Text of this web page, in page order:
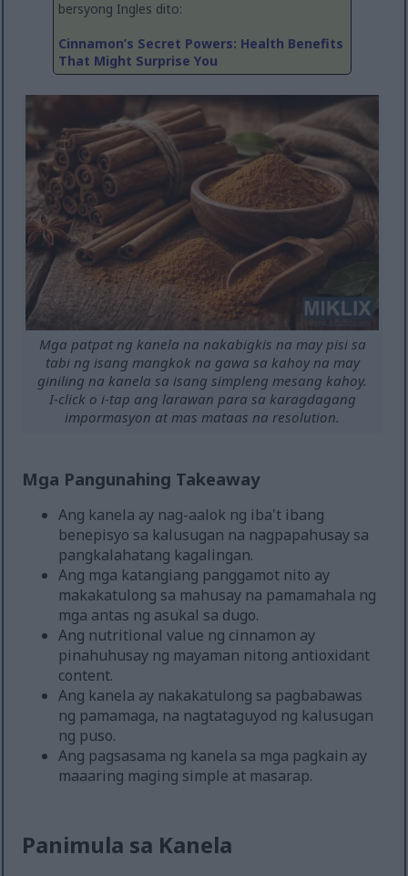
bersyong Ingles dito:
Cinnamon’s Secret Powers: Health Benefits
That Might Surprise You
Mga patpat ng kanela na nakabigkis na may pisi sa
tabi ng isang mangkok na gawa sa kahoy na may
giniling na kanela sa isang simpleng mesang kahoy.
I-click o i-tap ang larawan para sa karagdagang
impormasyon at mas mataas na resolution.
Mga Pangunahing Takeaway
Ang kanela ay nag-aalok ng iba't ibang
benepisyo sa kalusugan na nagpapahusay sa
pangkalahatang kagalingan.
Ang mga katangiang panggamot nito ay
makakatulong sa mahusay na pamamahala ng
mga antas ng asukal sa dugo.
Ang nutritional value ng cinnamon ay
pinahuhusay ng mayaman nitong antioxidant
content.
Ang kanela ay nakakatulong sa pagbabawas
ng pamamaga, na nagtataguyod ng kalusugan
ng puso.
Ang pagsasama ng kanela sa mga pagkain ay
maaaring maging simple at masarap.
Panimula sa Kanela